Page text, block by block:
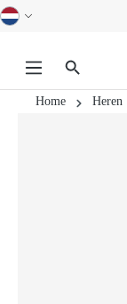
Home Heren